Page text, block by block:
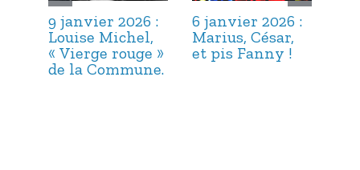
9 janvier 2026 :
Louise Michel,
« Vierge rouge »
de la Commune.
6 janvier 2026 :
Marius, César,
et pis Fanny !